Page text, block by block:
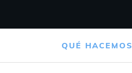
QUÉ HACEMOS